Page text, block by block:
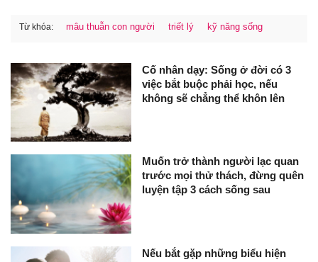
Từ khóa: mâu thuẫn con người triết lý kỹ năng sống
Cố nhân dạy: Sống ở đời có 3
việc bắt buộc phải học, nếu
không sẽ chẳng thể khôn lên
Muốn trở thành người lạc quan
trước mọi thử thách, đừng quên
luyện tập 3 cách sống sau
Nếu bắt gặp những biểu hiện